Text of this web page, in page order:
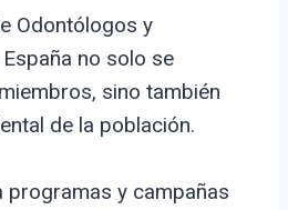
Odontólogos y
no solo se
sino también
de la población.
programas y campañas